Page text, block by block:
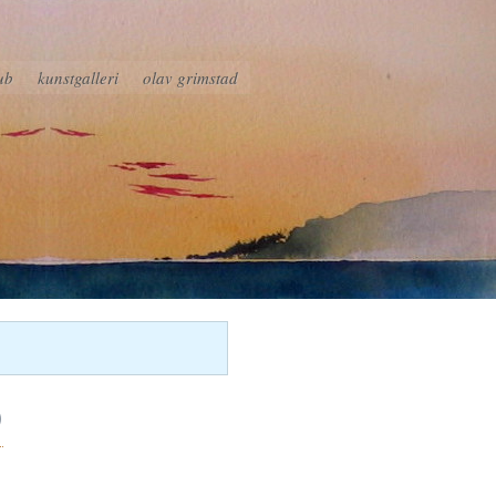
kunstgalleri olav grimstad